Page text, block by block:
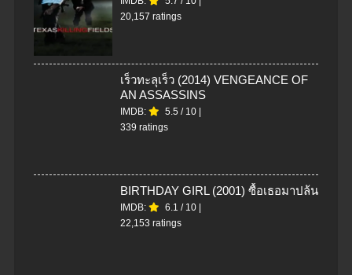
20,157 ratings
เร็วทะลุเร็ว (2014) VENGEANCE OF
AN ASSASSINS
IMDB: 5.5 / 10 |
339 ratings
BIRTHDAY GIRL (2001) ซื้อเธอมาปล้น
IMDB: 6.1 / 10 |
22,153 ratings